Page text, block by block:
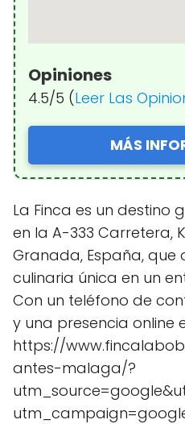
Opiniones
4.5/5 (Leer Las
MÁS
La Finca es un
en la A-333 Carretera,
Granada, España, que
culinaria única en un
Con un teléfono de
y una presencia online
https://
antes-malaga/?